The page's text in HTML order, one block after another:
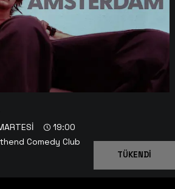
Comedy Club
19:00
TÜKENDİ